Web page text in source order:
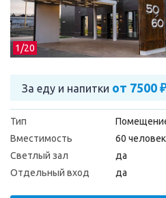
1/20
За еду и напитки от 7500
Тип
Вместимость
60 человек
Светлый зал
да
Отдельный вход
да